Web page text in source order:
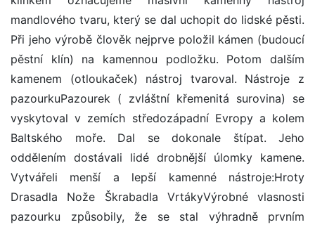
mandlového tvaru, který se dal uchopit do lidské pěsti.
Při jeho výrobě člověk nejprve položil kámen (budoucí
pěstní klín) na kamennou podložku. Potom dalším
kamenem (otloukaček) nástroj tvaroval. Nástroje z
pazourkuPazourek ( zvláštní křemenitá surovina) se
vyskytoval v zemích středozápadní Evropy a kolem
Baltského moře. Dal se dokonale štípat. Jeho
oddělením dostávali lidé drobnější úlomky kamene.
Vytvářeli menší a lepší kamenné nástroje:Hroty
Drasadla Nože Škrabadla VrtákyVýrobné vlasnosti
pazourku způsobily, že se stal výhradně prvním